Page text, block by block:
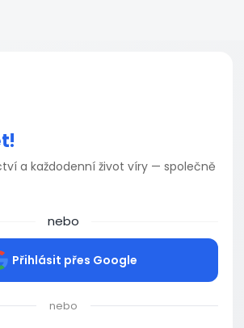
a každodenní život víry — společně
nebo
Přihlásit přes Google
nebo